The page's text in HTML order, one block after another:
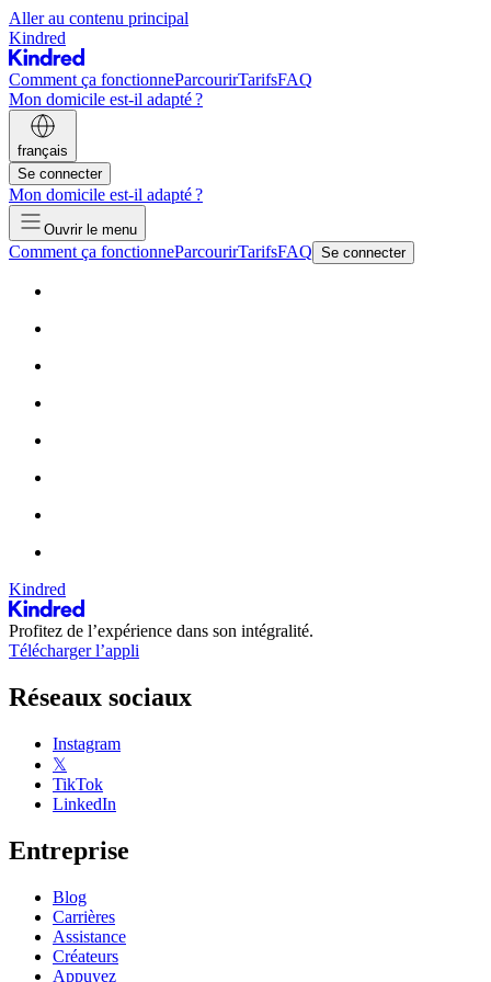
Aller au contenu principal
Kindred
Comment ça fonctionneParcourirTarifsFAQ
Mon domicile est-il adapté ?
français
Se connecter
Mon domicile est-il adapté ?
Ouvrir le menu
Comment ça fonctionneParcourirTarifsFAQ Se connecter
Kindred
Profitez de l’expérience dans son intégralité.
Télécharger l’appli
Réseaux sociaux
Instagram
𝕏
TikTok
LinkedIn
Entreprise
Blog
Carrières
Assistance
Créateurs
Appuyez